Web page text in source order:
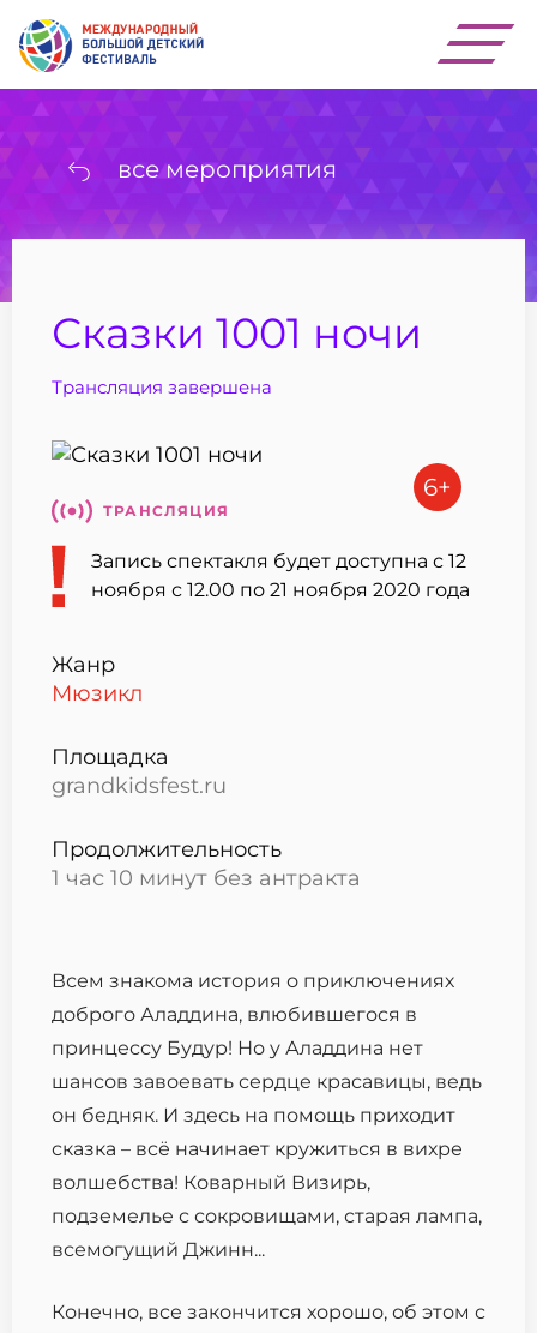
все мероприятия
Сказки 1001 ночи
Трансляция завершена
6+
ТРАНСЛЯЦИЯ
Запись спектакля будет доступна с 12
ноября с 12.00 по 21 ноября 2020 года
Жанр
Мюзикл
Площадка
grandkidsfest.ru
Продолжительность
1 час 10 минут без антракта
Всем знакома история о приключениях
доброго Аладдина, влюбившегося в
принцессу Будур! Но у Аладдина нет
шансов завоевать сердце красавицы, ведь
он бедняк. И здесь на помощь приходит
сказка – всё начинает кружиться в вихре
волшебства! Коварный Визирь,
подземелье с сокровищами, старая лампа,
всемогущий Джинн...
Конечно, все закончится хорошо, об этом с